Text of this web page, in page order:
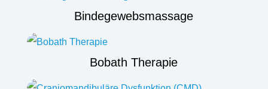
Bindegewebsmassage
Bobath Therapie